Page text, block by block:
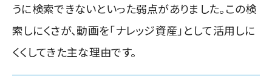
うに検索できないといった弱点がありました。この検
索しにくさが、動画を「ナレッジ資産」として活用しに
くくしてきた主な理由です。